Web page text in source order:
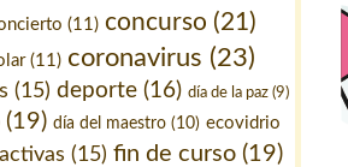
(11) concurso (21)
(11) coronavirus (23)
(15) deporte (16) día de la paz (9)
(19) día del maestro(10) ecovidrio
(15) fin de curso (19)